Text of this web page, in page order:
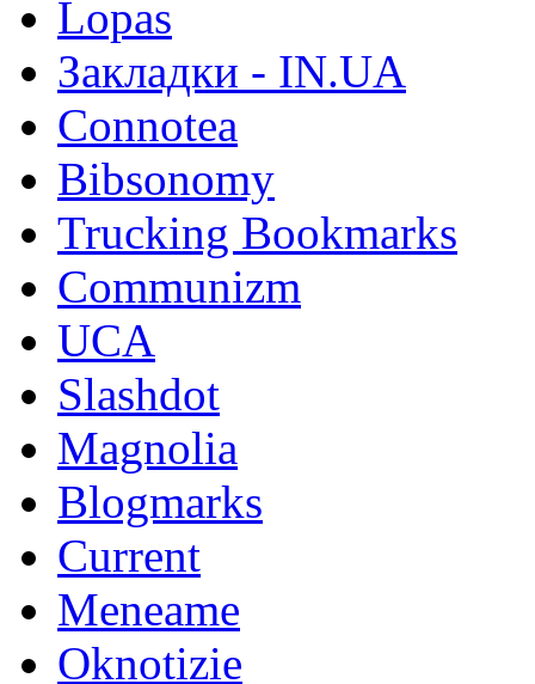
Lopas
Закладки - IN.UA
Connotea
Bibsonomy
Trucking Bookmarks
Communizm
UCA
Slashdot
Magnolia
Blogmarks
Current
Meneame
Oknotizie